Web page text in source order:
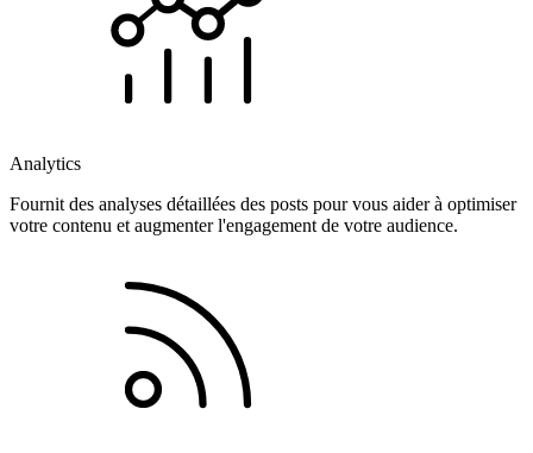
Analytics
Fournit des analyses détaillées des posts pour vous aider à optimiser
votre contenu et augmenter l'engagement de votre audience.